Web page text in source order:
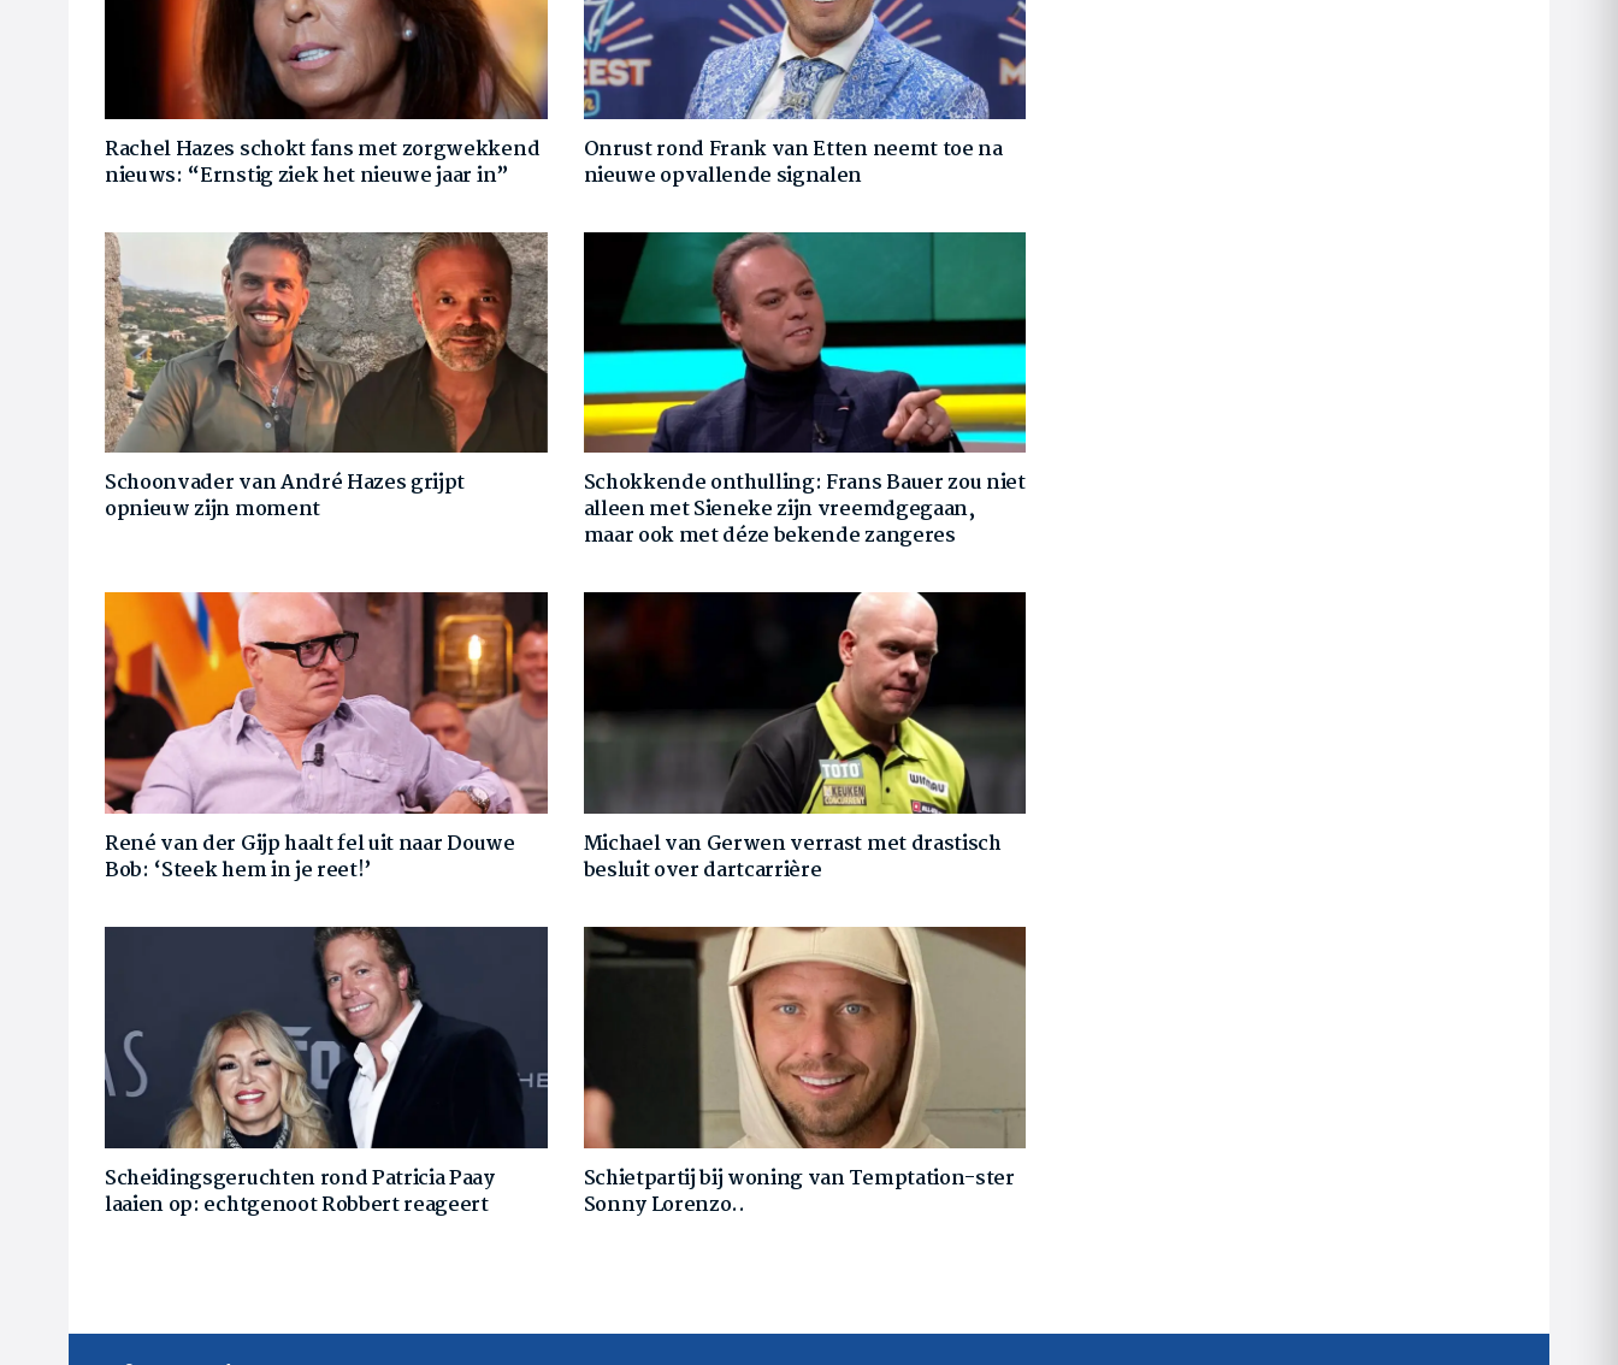
Rachel Hazes schokt fans met zorgwekkend
nieuws: “Ernstig ziek het nieuwe jaar in”
Onrust rond Frank van Etten neemt toe na
nieuwe opvallende signalen
Schoonvader van André Hazes grijpt
opnieuw zijn moment
Schokkende onthulling: Frans Bauer zou niet
alleen met Sieneke zijn vreemdgegaan,
maar ook met déze bekende zangeres
René van der Gijp haalt fel uit naar Douwe
Bob: ‘Steek hem in je reet!’
Michael van Gerwen verrast met drastisch
besluit over dartcarrière
Scheidingsgeruchten rond Patricia Paay
laaien op: echtgenoot Robbert reageert
Schietpartij bij woning van Temptation-ster
Sonny Lorenzo..